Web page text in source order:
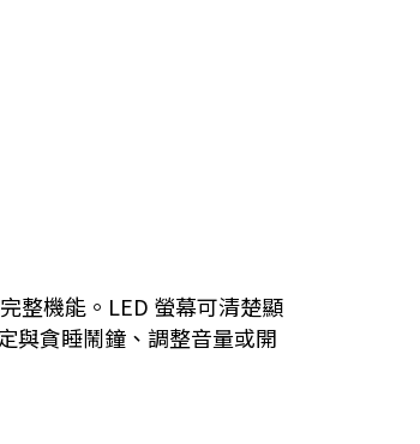
整機能。LED 螢幕可清楚顯
與貪睡鬧鐘、調整音量或開